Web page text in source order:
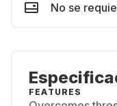
No se
FEATURES